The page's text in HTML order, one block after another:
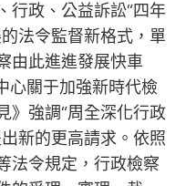
行政、公益訴訟“四年
法令監督新格式，單
由此進進發展快車
心關于加強新時代檢
》強調“周全深化行政
新的更高請求。依照
法令規定，行政檢察